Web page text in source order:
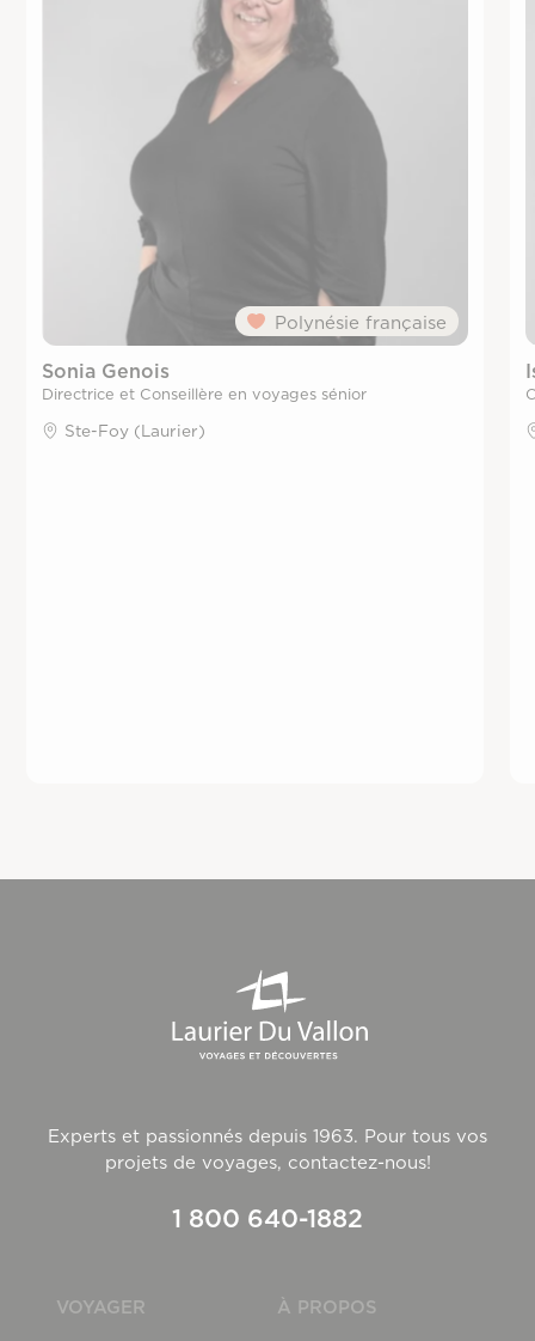
Polynésie française
Sonia Genois
Directrice et Conseillère en voyages sénior
Ste-Foy (Laurier)
Experts et passionnés depuis 1963. Pour tous vos
projets de voyages, contactez-nous!
1 800 640-1882
VOYAGER À PROPOS